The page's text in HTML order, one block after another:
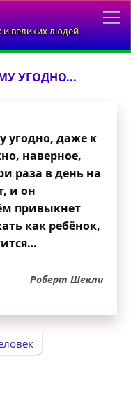
и великих людей
УГОДНО...
угодно, даже к
наверное,
раза в день на
и он
привыкнет
как ребёнок,
Роберт Шекли